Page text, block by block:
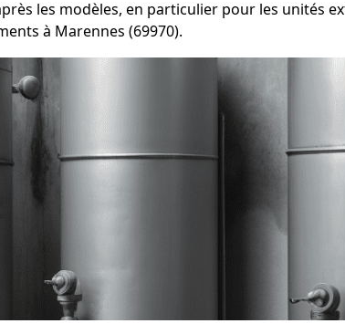
les modèles, en particulier pour les unités
à Marennes (69970).